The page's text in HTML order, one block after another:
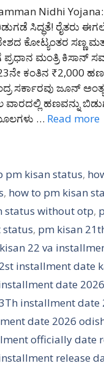
Nidhi
ಸಿದ್ಧತೆ! ರೈತರು
ಕೋಟ್ಯಂತರ ಸಣ್ಣ
ಪ್ರಧಾನ ಮಂತ್ರಿ ಕಿಸಾನ್
ಕಂತಿನ ₹2,000 ಹಣ
ಸರ್ಕಾರವು ಜೂನ್
ಹಣವನ್ನು
… Read more
pm kisan status,
, how to pm kisan
status without otp,
, pm kisan
22 va
installment date
date
installment date
date 2026
officially date
release